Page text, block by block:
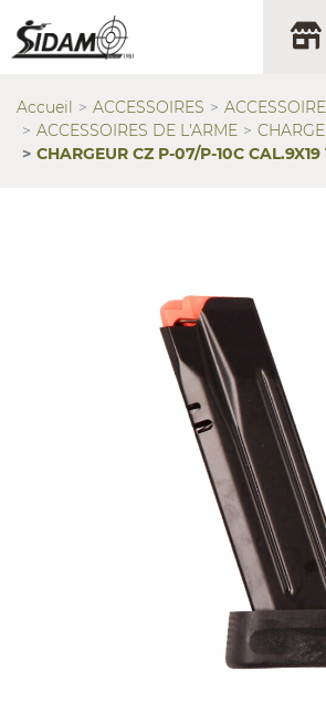
Accueil ACCESSOIRES
ACCESSOIRES DE L'ARME
CHARGEUR CZ P-07/P-10C CAL.9X19